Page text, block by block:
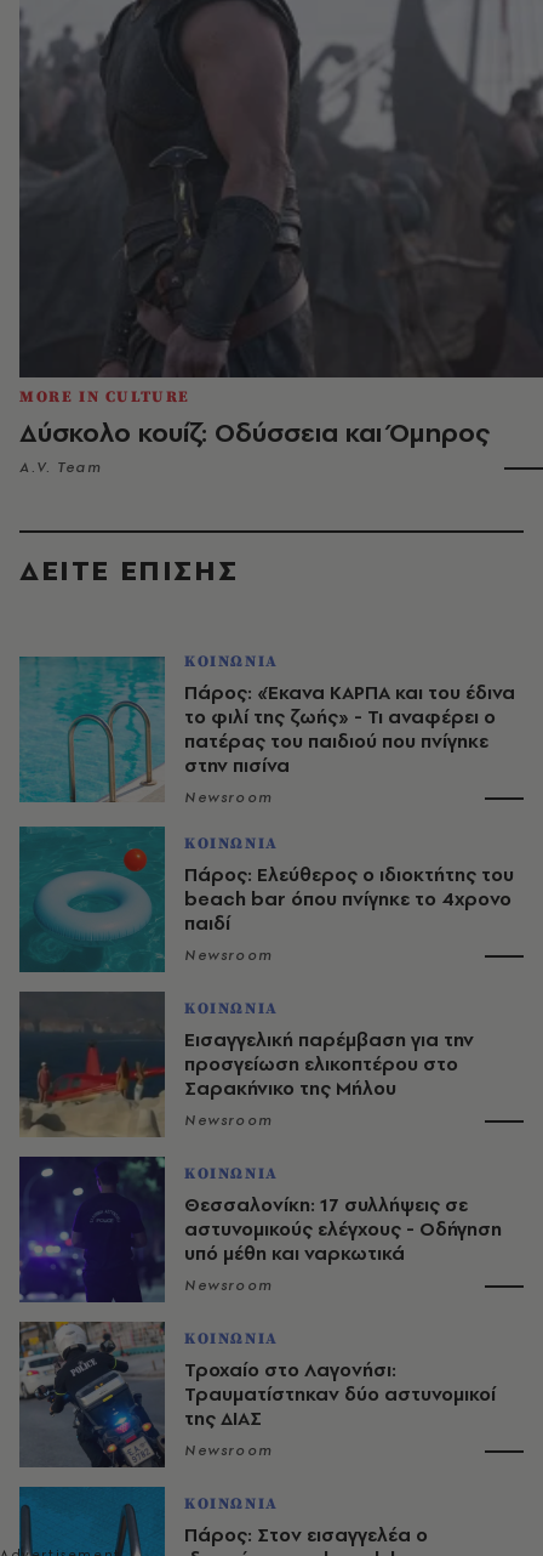
MORE IN CULTURE
Δύσκολο κουίζ: Οδύσσεια και Όμηρος
A.V. Team
ΔΕΙΤΕ ΕΠΙΣΗΣ
ΚΟΙΝΩΝΙΑ
Πάρος: «Έκανα ΚΑΡΠΑ και του έδινα
το φιλί της ζωής» - Τι αναφέρει ο
πατέρας του παιδιού που πνίγηκε
στην πισίνα
Newsroom
ΚΟΙΝΩΝΙΑ
Πάρος: Ελεύθερος ο ιδιοκτήτης του
beach bar όπου πνίγηκε το 4χρονο
παιδί
Newsroom
ΚΟΙΝΩΝΙΑ
Εισαγγελική παρέμβαση για την
προσγείωση ελικοπτέρου στο
Σαρακήνικο της Μήλου
Newsroom
ΚΟΙΝΩΝΙΑ
Θεσσαλονίκη: 17 συλλήψεις σε
αστυνομικούς ελέγχους - Οδήγηση
υπό μέθη και ναρκωτικά
Newsroom
ΚΟΙΝΩΝΙΑ
Τροχαίο στο Λαγονήσι:
Τραυματίστηκαν δύο αστυνομικοί
της ΔΙΑΣ
Newsroom
ΚΟΙΝΩΝΙΑ
Πάρος: Στον εισαγγελέα ο